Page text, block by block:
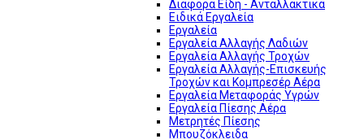
Διάφορα Είδη - Ανταλλακτικά
Ειδικά Εργαλεία
Εργαλεία
Εργαλεία Αλλαγής Λαδιών
Εργαλεία Αλλαγής Τροχών
Εργαλεία Αλλαγής-Επισκευής
Τροχών και Κομπρεσέρ Αέρα
Εργαλεία Μεταφοράς Υγρών
Εργαλεία Πίεσης Αέρα
Μετρητές Πίεσης
Μπουζόκλειδα